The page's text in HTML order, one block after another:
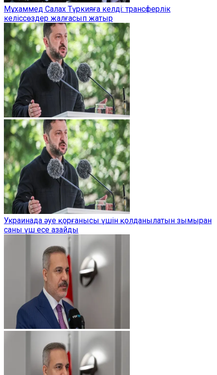
Мұхаммед Салах Түркияға келді: трансферлік
келіссөздер жалғасып жатыр
Украинада әуе қорғанысы үшін қолданылатын зымыран
саны үш есе азайды